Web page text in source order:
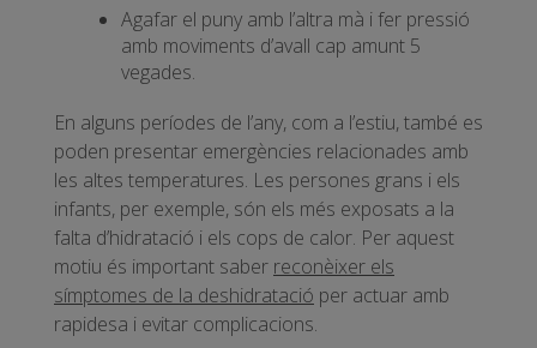
Agafar el puny amb l’altra mà i fer pressió
amb moviments d’avall cap amunt 5
vegades.
En alguns períodes de l’any, com a l’estiu, també es
poden presentar emergències relacionades amb
les altes temperatures. Les persones grans i els
infants, per exemple, són els més exposats a la
falta d’hidratació i els cops de calor. Per aquest
motiu és important saber reconèixer els
símptomes de la deshidratació per actuar amb
rapidesa i evitar complicacions.